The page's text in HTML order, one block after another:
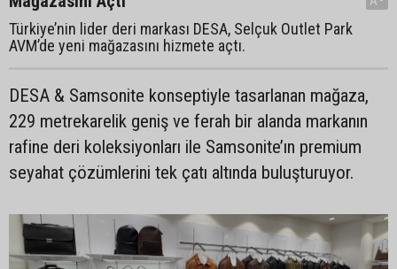
Türkiye’nin lider deri markası DESA, Selçuk Outlet Park
AVM’de yeni mağazasını hizmete açtı.
DESA & Samsonite konseptiyle tasarlanan mağaza,
229 metrekarelik geniş ve ferah bir alanda markanın
rafine deri koleksiyonları ile Samsonite’ın premium
seyahat çözümlerini tek çatı altında buluşturuyor.